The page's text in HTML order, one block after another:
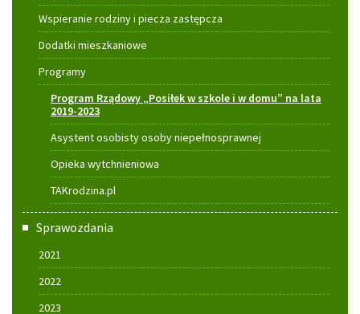
Wspieranie rodziny i piecza zastępcza
Dodatki mieszkaniowe
Programy
Program Rządowy „Posiłek w szkole i w domu” na lata
2019-2023
Asystent osobisty osoby niepełnosprawnej
Opieka wytchnieniowa
TAKrodzina.pl
Sprawozdania
2021
2022
2023